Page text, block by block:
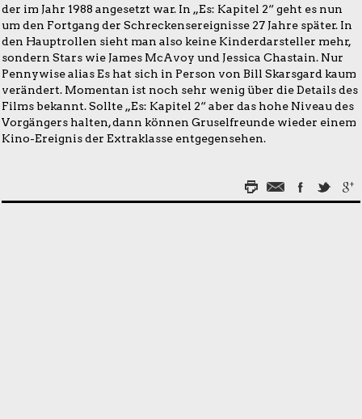
der im Jahr 1988 angesetzt war. In „Es: Kapitel 2“ geht es nun
um den Fortgang der Schreckensereignisse 27 Jahre später. In
den Hauptrollen sieht man also keine Kinderdarsteller mehr,
sondern Stars wie James McAvoy und Jessica Chastain. Nur
Pennywise alias Es hat sich in Person von Bill Skarsgard kaum
verändert. Momentan ist noch sehr wenig über die Details des
Films bekannt. Sollte „Es: Kapitel 2“ aber das hohe Niveau des
Vorgängers halten, dann können Gruselfreunde wieder einem
Kino-Ereignis der Extraklasse entgegensehen.